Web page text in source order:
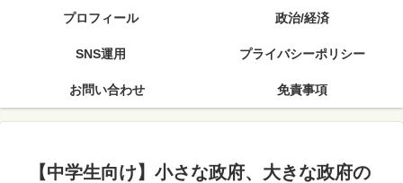
プロフィール 政治/経済
SNS運用 プライバシーポリシー
お問い合わせ 免責事項
【中学生向け】小さな政府、大きな政府の